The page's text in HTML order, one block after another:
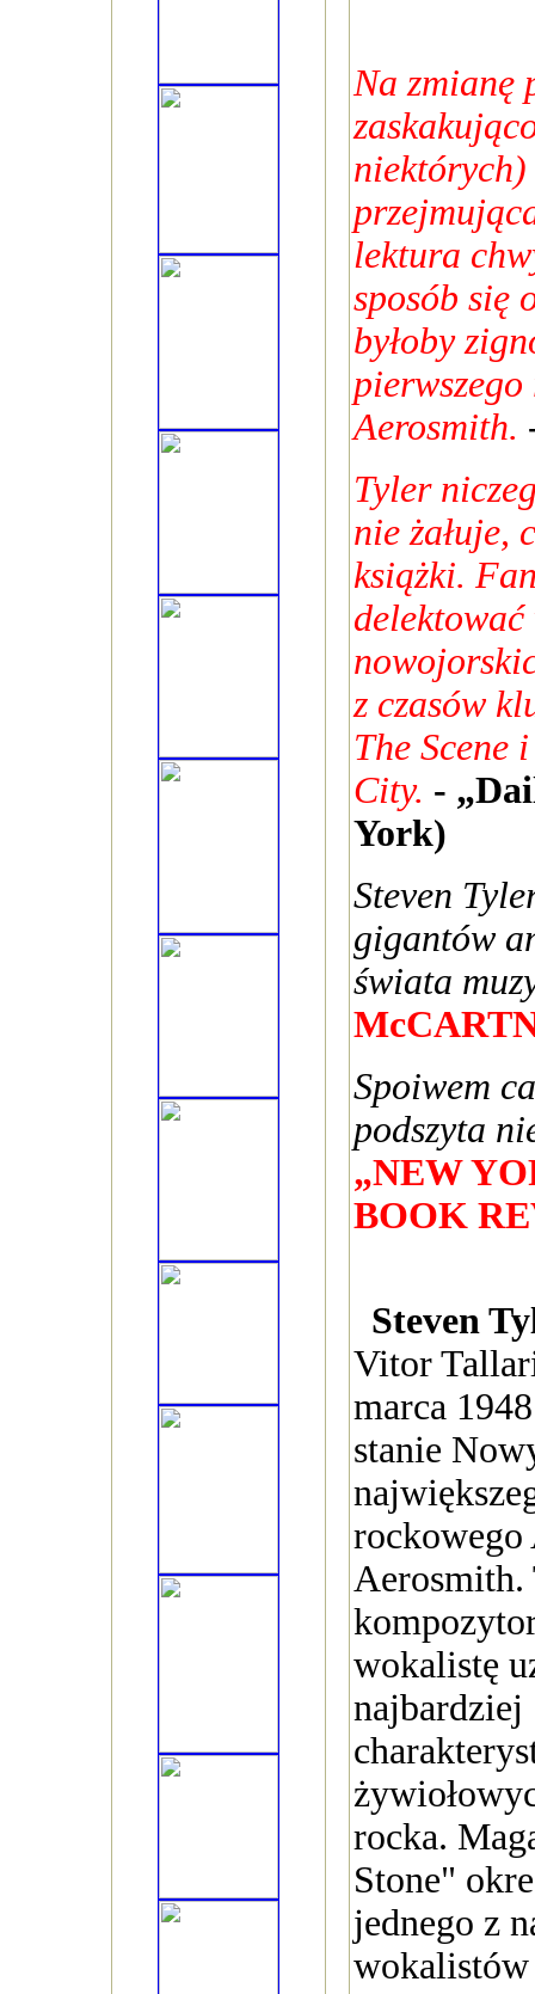
Na zmianę
lektura
sposób się
byłoby
Aerosmith.
Tyler
nie żałuje,
książki.
z czasów
The Scene
City. -
York)
Steven
gigantów
świata
Spoiwem
podszyta
„NEW
BOOK
Steven
Vitor
marca
stanie
Aerosmith.
wokalistę
najbardziej
rocka.
Stone"
jednego z
wokalistów